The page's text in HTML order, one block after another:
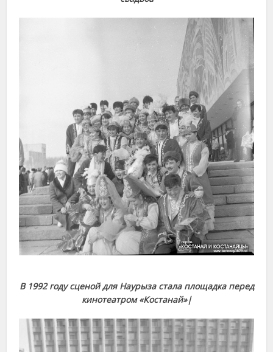
В 1992 году сценой для Наурыза стала площадка перед
кинотеатром «Костанай»|